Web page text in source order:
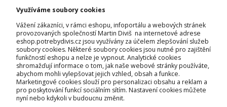
KONTAKTY
Josef Diviš
+420 728 382 742
(Po-Pá, 7-17hod.)
prodejna@potrebydivis.cz
Využíváme soubory cookies
Vážení zákazníci, v rámci eshopu, infoportálu a webových stránek
provozovaných společností Martin Diviš na internetové adrese
eshop.potrebydivis.cz jsou využívány za účelem zlepšování služeb
soubory cookies. Některé soubory cookies jsou nutné pro zajištění
funkčností eshopu a nelze je vypnout. Analytické cookies
shromažďují informace o tom, jak naše webové stránky používáte,
abychom mohli vylepšovat jejich vzhled, obsah a funkce.
Marketingové cookies slouží pro personalizaci obsahu a reklam a
pro poskytování funkcí sociálním sítím. Nastavení cookies můžete
nyní nebo kdykoli v budoucnu změnit.